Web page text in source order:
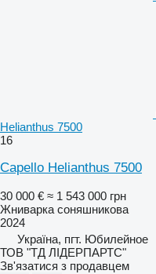
Helianthus 7500
16
Capello Helianthus 7500
30 000 € ≈ 1 543 000 грн
Жниварка соняшникова
2024
Україна, пгт. Юбилейное
ТОВ "ТД ЛІДЕРПАРТС"
Зв'язатися з продавцем